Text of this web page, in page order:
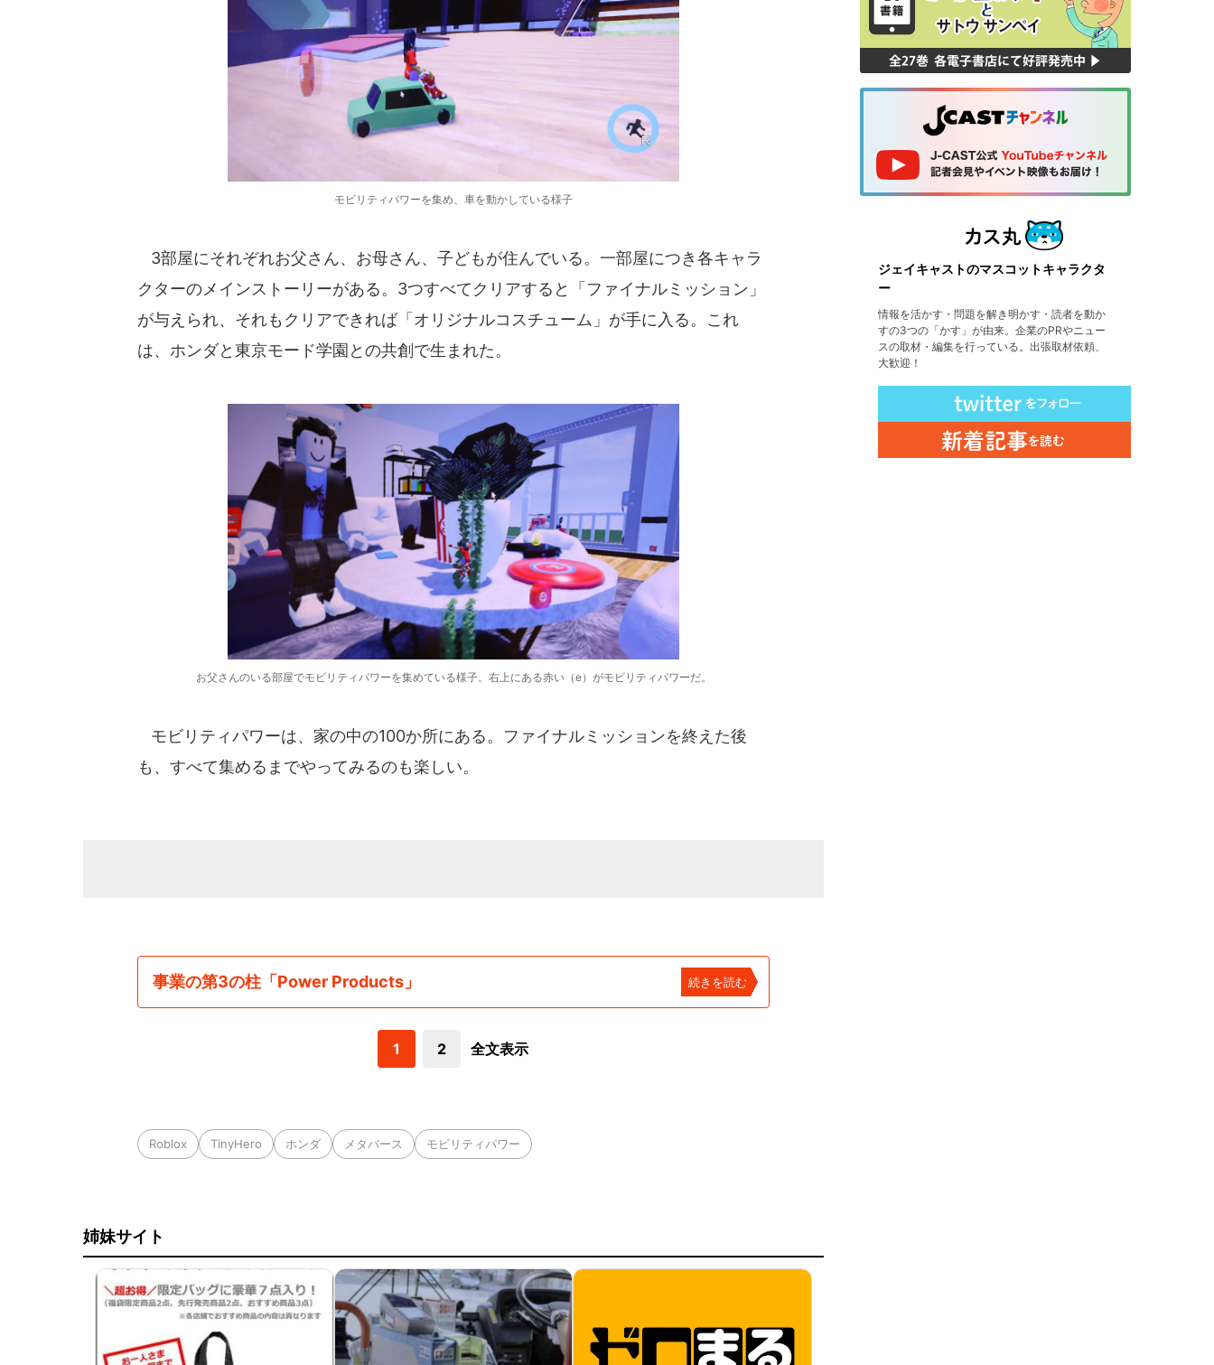
モビリティパワーを集め、車を動かしている様子
3部屋にそれぞれお父さん、お母さん、子どもが住んでいる。一部屋につき各キャラ
クターのメインストーリーがある。3つすべてクリアすると「ファイナルミッション」
が与えられ、それもクリアできれば「オリジナルコスチューム」が手に入る。これ
は、ホンダと東京モード学園との共創で生まれた。
お父さんのいる部屋でモビリティパワーを集めている様子。右上にある赤い（e）がモビリティパワーだ。
モビリティパワーは、家の中の100か所にある。ファイナルミッションを終えた後
も、すべて集めるまでやってみるのも楽しい。
事業の第3の柱「Power Products」 続きを読む
1 2 全文表示
Roblox TinyHero ホンダ メタバース モビリティパワー
姉妹サイト
ジェイキャストのマスコットキャラクタ
ー
情報を活かす・問題を解き明かす・読者を動か
すの3つの「かす」が由来。企業のPRやニュー
スの取材・編集を行っている。出張取材依頼、
大歓迎！